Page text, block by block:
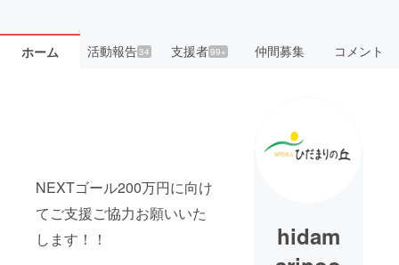
ホーム 活動報告34 支援者99+ 仲間募集 コメント
NEXTゴール200万円に向け
てご支援ご協力お願いいた
します！！
hidam